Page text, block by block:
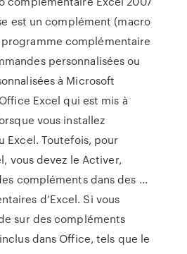
est un complément (macro
complémentaire
personnalisées ou
à Microsoft
Excel qui est mis à
vous installez
Excel. Toutefois, pour
vous devez le Activer,
compléments dans des ...
d’Excel. Si vous
sur des compléments
dans Office, tels que le